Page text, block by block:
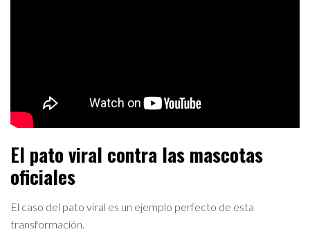
El pato viral contra las mascotas
oficiales
El caso del pato viral es un ejemplo perfecto de esta
transformación.